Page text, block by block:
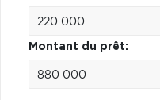
Montant du prêt: